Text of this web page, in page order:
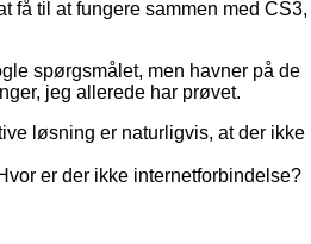
få til at fungere sammen med CS3,
spørgsmålet, men havner på de
jeg allerede har prøvet.
løsning er naturligvis, at der ikke
er der ikke internetforbindelse?